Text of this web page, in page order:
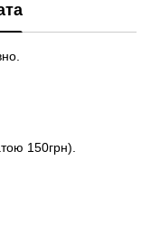
150грн).